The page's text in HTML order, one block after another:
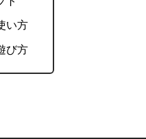
い方
び方